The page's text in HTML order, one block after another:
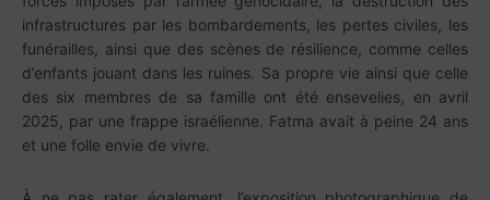
infrastructures par les bombardements, les pertes civiles, les
funérailles, ainsi que des scènes de résilience, comme celles
d’enfants jouant dans les ruines. Sa propre vie ainsi que celle
des six membres de sa famille ont été ensevelies, en avril
2025, par une frappe israélienne. Fatma avait à peine 24 ans
et une folle envie de vivre.